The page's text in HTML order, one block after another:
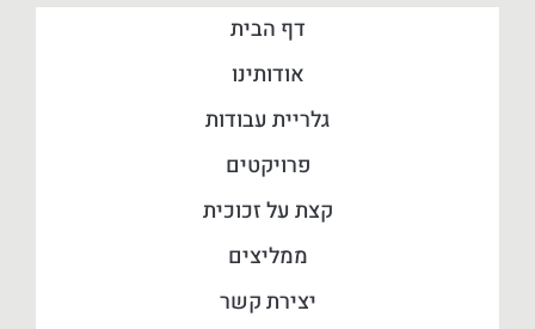
דף הבית
אודותינו
גלריית עבודות
פרויקטים
קצת על זכוכית
ממליצים
יצירת קשר